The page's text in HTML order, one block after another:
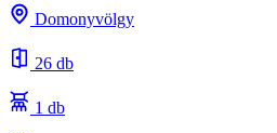
Domonyvölgy
26 db
1 db